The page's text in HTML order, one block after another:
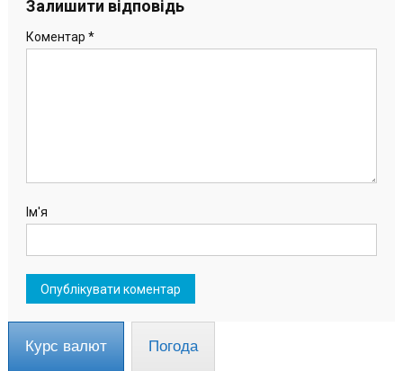
записів
Залишити відповідь
Коментар *
Ім'я
Курс валют Погода